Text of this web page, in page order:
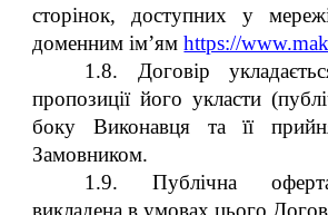
сторінок, доступних у
доменним ім’ям https://
1.8. Договір
пропозиції його укласти
боку Виконавця та її
Замовником.
1.9. Публічна
викладена в умовах цього